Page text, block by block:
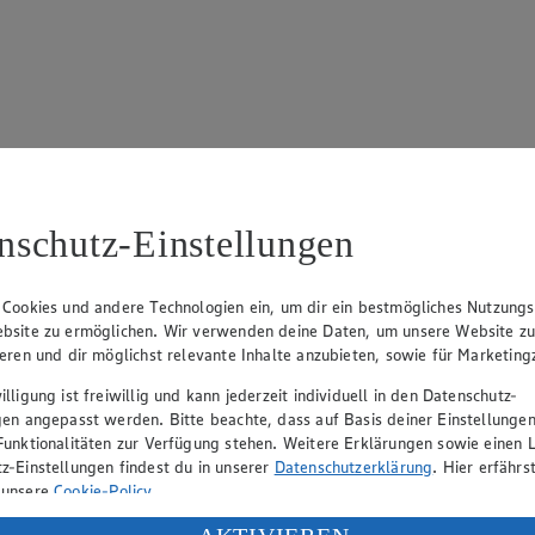
(Vorstandsvorsitzender), Peter Wagener
gewährt Ihnen jedoch das Recht, den auf dieser Website
und Vervielfältigung von Bildmaterial oder Grafiken aus
Einstellungen
und andere Technologien ein, um dir ein bestmögliches
zu ermöglichen. Wir verwenden deine Daten, um unsere Website zu
und dir möglichst relevante Inhalte anzubieten, sowie für
ist freiwillig und kann jederzeit individuell in den Datenschutz-
angepasst werden. Bitte beachte, dass auf Basis deiner
zur Verfügung stehen. Weitere Erklärungen sowie einen
Einstellungen findest du in unserer Datenschutzerklärung. Hier
Cookie-Policy.